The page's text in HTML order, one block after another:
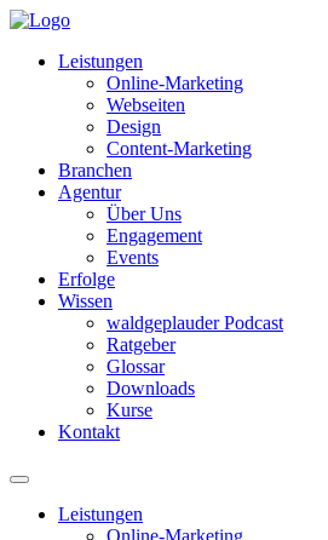
Leistungen
Online-Marketing
Webseiten
Design
Content-Marketing
Branchen
Agentur
Über Uns
Engagement
Events
Erfolge
Wissen
waldgeplauder Podcast
Ratgeber
Glossar
Downloads
Kurse
Kontakt
Leistungen
Online-Marketing